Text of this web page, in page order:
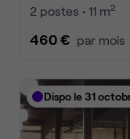
2 postes • 11 m2
460 € par mois
Dispo le 31